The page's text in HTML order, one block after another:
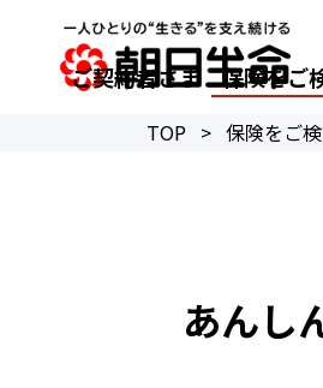
ご契約者さま
保険をご
TOP > 保険をご
あんし